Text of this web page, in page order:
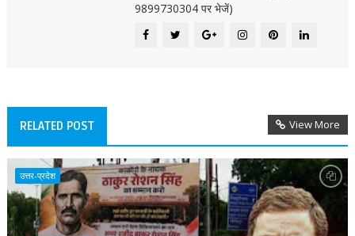
9899730304 पर भेजें)
RELATED POST View More
उत्तर-प्रदेश